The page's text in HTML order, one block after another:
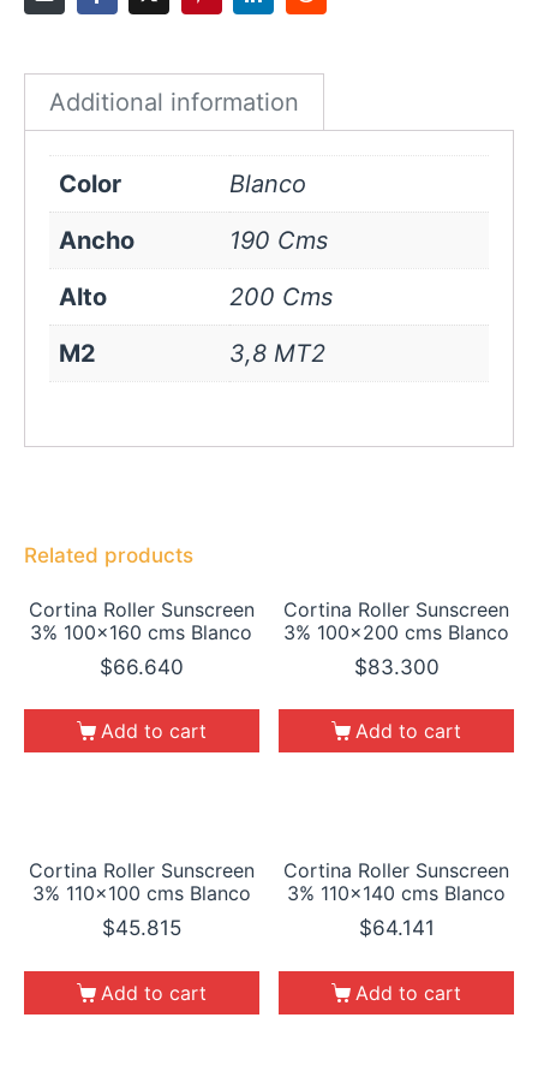
Additional information
Color
Blanco
Ancho
190 Cms
Alto
200 Cms
M2
3,8 MT2
Related products
Cortina Roller Sunscreen
3% 100×160 cms Blanco
$66.640
Add to cart
Cortina Roller Sunscreen
3% 100×200 cms Blanco
$83.300
Add to cart
Cortina Roller Sunscreen
3% 110×100 cms Blanco
$45.815
Add to cart
Cortina Roller Sunscreen
3% 110×140 cms Blanco
$64.141
Add to cart